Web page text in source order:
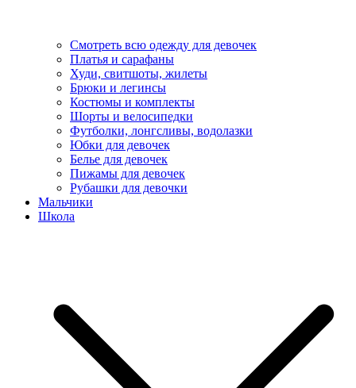
Смотреть всю одежду для девочек
Платья и сарафаны
Худи, свитшоты, жилеты
Брюки и легинсы
Костюмы и комплекты
Шорты и велосипедки
Футболки, лонгсливы, водолазки
Юбки для девочек
Белье для девочек
Пижамы для девочек
Рубашки для девочки
Мальчики
Школа